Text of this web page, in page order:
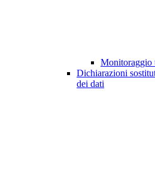
Monitoraggio
Dichiarazioni
dei dati